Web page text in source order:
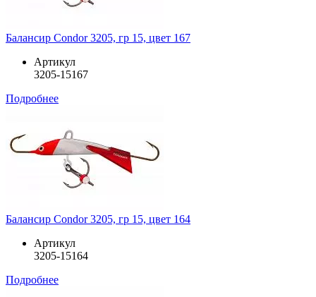
Балансир Condor 3205, гр 15, цвет 167
Артикул
3205-15167
Подробнее
Балансир Condor 3205, гр 15, цвет 164
Артикул
3205-15164
Подробнее